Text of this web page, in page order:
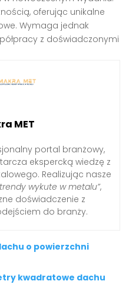
oferując unikalne
Wymaga jednak
z doświadczonymi
MET
portal branżowy,
ekspercką wiedzę z
Realizując nasze
trendy wykute w metalu”,
doświadczenie z
do branży.
o powierzchni
kwadratowe dachu